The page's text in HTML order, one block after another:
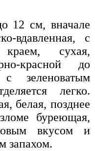
12 см, вначале
вдавленная, с
краем, сухая,
красной до
зеленоватым
легко.
белая, позднее
буреющая,
вкусом и
запахом.